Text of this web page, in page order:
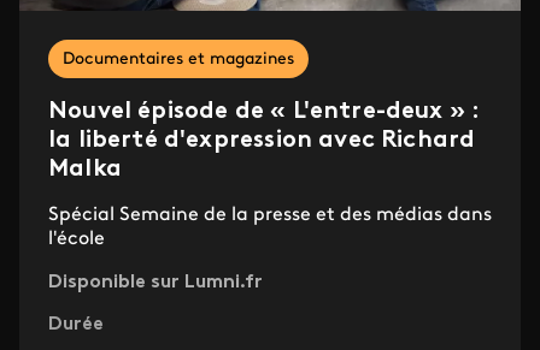
Documentaires et magazines
Nouvel épisode de « L'entre-deux » :
la liberté d'expression avec Richard
Malka
Spécial Semaine de la presse et des médias dans
l'école
Disponible sur Lumni.fr
Durée